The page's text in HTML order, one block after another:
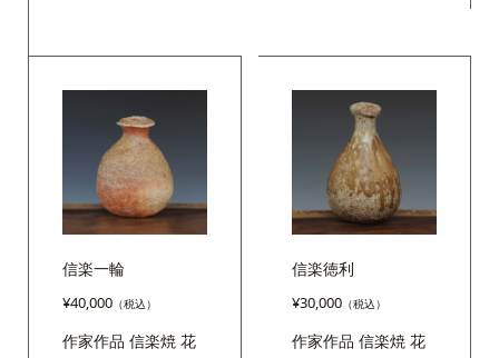
信楽一輪
¥40,000
作家作品 信楽焼 花
信楽徳利
¥30,000
作家作品 信楽焼 花